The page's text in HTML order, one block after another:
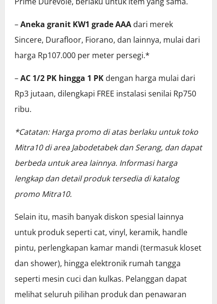
–Aneka granit KW1 grade AAA dari merek
Sincere, Durafloor, Fiorano, dan lainnya, mulai dari
harga Rp107.000 per meter persegi.*
–AC 1/2 PK hingga 1 PK dengan harga mulai dari
Rp3 jutaan, dilengkapi FREE instalasi senilai Rp750
ribu.
*Catatan: Harga promo di atas berlaku untuk toko
Mitra10 di area Jabodetabek dan Serang, dan dapat
berbeda untuk area lainnya. Informasi harga
lengkap dan detail produk tersedia di katalog
promo Mitra10.
Selain itu, masih banyak diskon spesial lainnya
untuk produk seperti cat, vinyl, keramik, handle
pintu, perlengkapan kamar mandi (termasuk kloset
dan shower), hingga elektronik rumah tangga
seperti mesin cuci dan kulkas. Pelanggan dapat
melihat seluruh pilihan produk dan penawaran